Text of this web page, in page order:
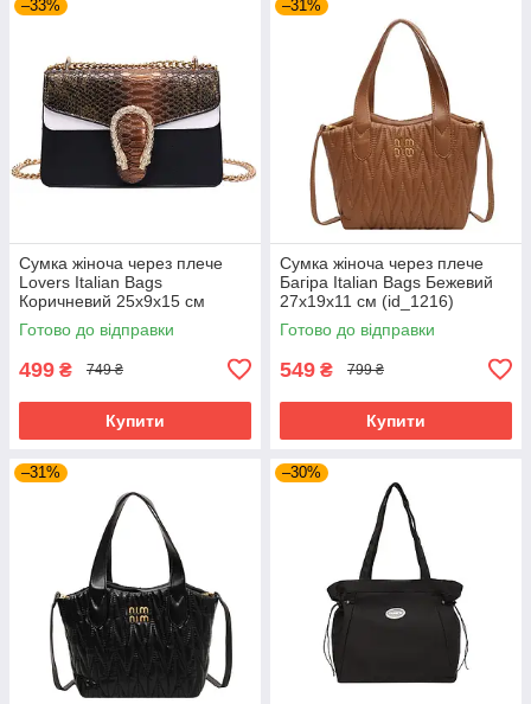
–33%
Сумка жіноча через плече
Lovers Italian Bags
Коричневий 25х9х15 см
(id_1296)
Готово до відправки
499 ₴ 749 ₴
Купити
–31%
Сумка жіноча через плече
Багіра Italian Bags Бежевий
27х19х11 см (id_1216)
Готово до відправки
549 ₴ 799 ₴
Купити
–31% –30%